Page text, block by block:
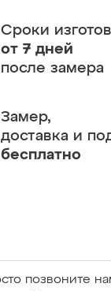
Сроки
от 7 дней
после замера
Замер,
доставка и
бесплатно
позвоните